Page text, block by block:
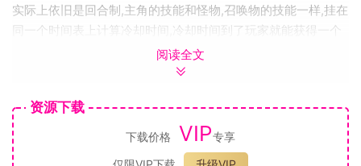
实际上依旧是回合制,主角的技能和怪物,召唤物的技能一样,挂在
同一个时间表上计算冷却时间,冷却时间到了玩家就能获得一个
对应技能的使用次数.相比传统回合制本我们游戏的操作方式更
加灵活,只要技能有使用次数就可以使用,节奏更快,如果你不知道
主角在一开始会有一个固定的角色技能和一个随机技能,随着打
怪得到经验,主角会升级获得新的随机技能,相性高的技能之间的
搭配会让主角战斗力倍增
阅读全文
资源下载
下载价格 VIP专享